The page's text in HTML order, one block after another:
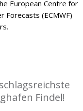
European Centre for
Forecasts (ECMWF)
Findel!